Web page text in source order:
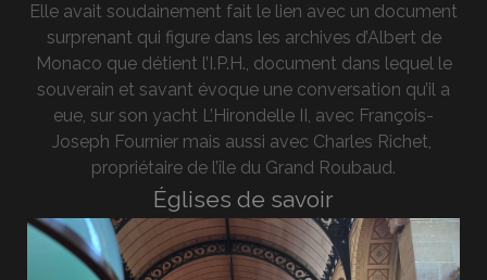
Elle avait soudainement fait le lien avec un document
surprenant qui figure dans les archives d’Albert de
Monaco que détient l’I.P.H., document dans lequel le
souverain et savant évoque une conversation qu’il a
eue, sur son yacht L’Hirondelle II, avec François-
Joseph Fournier mais aussi avec Charles Richet,
propriétaire de l’île du Grand Roubaud.
Églises de savoir